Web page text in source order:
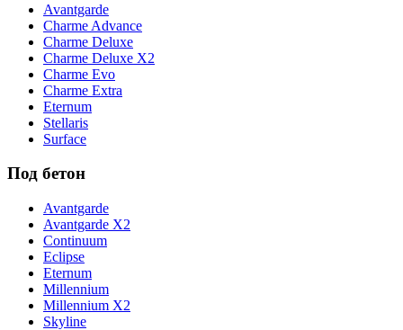
Avantgarde
Charme Advance
Charme Deluxe
Charme Deluxe X2
Charme Evo
Charme Extra
Eternum
Stellaris
Surface
Под бетон
Avantgarde
Avantgarde X2
Continuum
Eclipse
Eternum
Millennium
Millennium X2
Skyline